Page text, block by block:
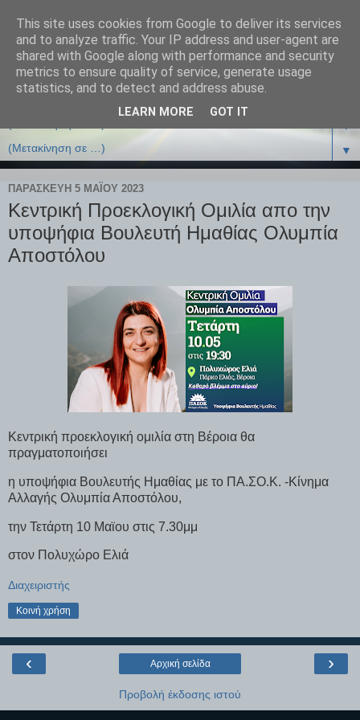
▼
▼
ΠΑΡΑΣΚΕΥΉ 5 ΜΑΪ́ΟΥ 2023
Κεντρική Προεκλογική Ομιλία απο την
υποψήφια Βουλευτή Ημαθίας Ολυμπία
Αποστόλου
Κεντρική προεκλογική ομιλία στη Βέροια θα
πραγματοποιήσει
η υποψήφια Βουλευτής Ημαθίας με το ΠΑ.ΣΟ.Κ. -Κίνημα
Αλλαγής Ολυμπία Αποστόλου,
την Τετάρτη 10 Μαϊου στις 7.30μμ
στον Πολυχώρο Ελιά
Διαχειριστής
Κοινή χρήση
‹ ›
Αρχική σελίδα
Προβολή έκδοσης ιστού
This site uses cookies from Google to deliver its services
and to analyze traffic. Your IP address and user-agent are
shared with Google along with performance and security
metrics to ensure quality of service, generate usage
statistics, and to detect and address abuse.
LEARN MORE GOT IT